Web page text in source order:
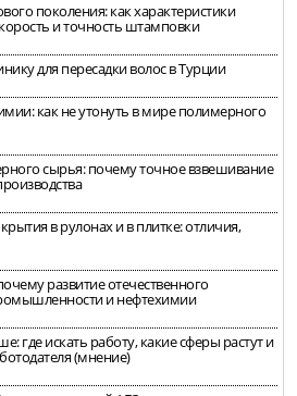
поколения: как характеристики
и точность штамповки
для пересадки волос в Турции
как не утонуть в мире полимерного
сырья: почему точное взвешивание
в рулонах и в плитке: отличия,
развитие отечественного
и нефтехимии
где искать работу, какие сферы растут и
(мнение)